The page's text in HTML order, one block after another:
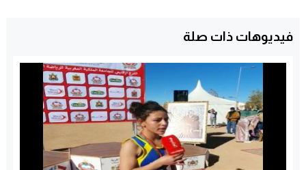
فيديوهات ذات صلة